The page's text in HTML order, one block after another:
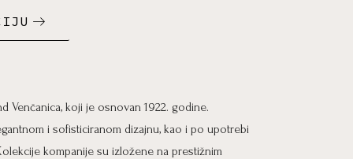
Venčanica, koji je osnovan 1922. godine.
i sofisticiranom dizajnu, kao i po upotrebi
kompanije su izložene na prestižnim